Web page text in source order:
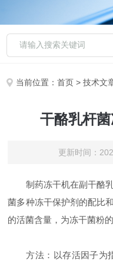
当前位置：首页 >技术文
干酪乳杆
更新时间：
制药冻干机在副干酪乳
菌多种冻干保护剂的配比
的活菌含量，为冻干菌粉
方法：以存活因子为指